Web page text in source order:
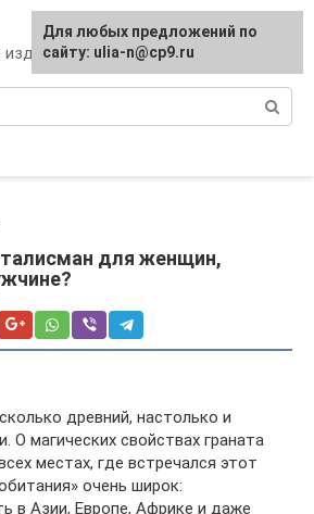
для женщин,
древний, настолько и
О магических свойствах граната
местах, где встречался этот
очень широк:
в Азии, Европе, Африке и даже
Для любых предложений по
сайту: ulia-n@cp9.ru